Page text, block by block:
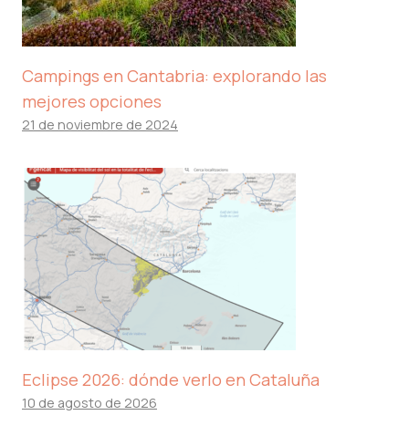
Campings en Cantabria: explorando las
mejores opciones
21 de noviembre de 2024
Eclipse 2026: dónde verlo en Cataluña
10 de agosto de 2026